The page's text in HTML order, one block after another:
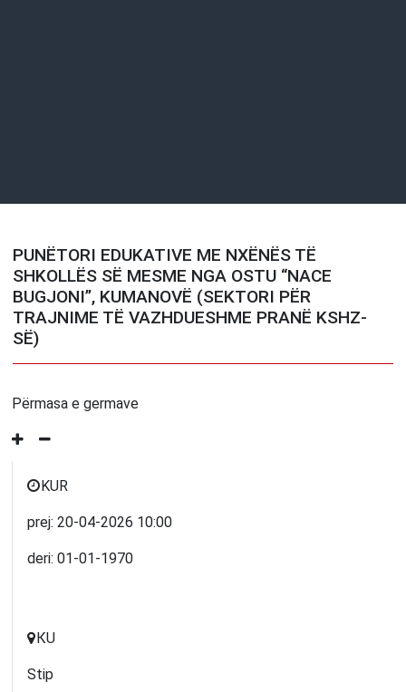
PUNËTORI EDUKATIVE ME NXËNËS TË
SHKOLLËS SË MESME NGA OSTU “NACE
BUGJONI”, KUMANOVË (SEKTORI PËR
TRAJNIME TË VAZHDUESHME PRANË KSHZ-
SË)
Përmasa e germave
KUR
prej:20-04-2026 10:00
deri:01-01-1970
КU
Stip